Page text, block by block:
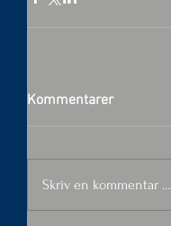
Kommentarer
Skriv en kommentar …